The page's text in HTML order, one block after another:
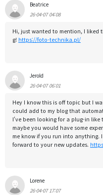
Beatrice
26-04-07 04:08
Hi, just wanted to mention, I liked
g! https://foto-technika.pl/
Jerold
26-04-07 06:01
Hey I know this is off topic but I
could add to my blog that
I've been looking for a plug-in like
maybe you would have some
me know if you run into
forward to your new updates.
Lorene
26-04-07 17:07